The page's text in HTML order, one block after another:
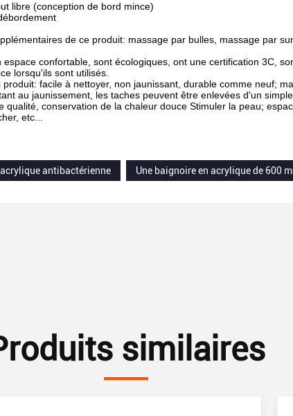
libre (conception de bord mince)
de ce produit: massage par bulles, massage par
espace confortable, sont écologiques, ont une certification 3C,
lorsqu'ils sont utilisés.
facile à nettoyer, non jaunissant, durable comme neuf;
au jaunissement, les taches peuvent être enlevées d'un
qualité, conservation de la chaleur douce Stimuler la peau;
etc...
antibactérienne
Une baignoire en acrylique de 600
similaires